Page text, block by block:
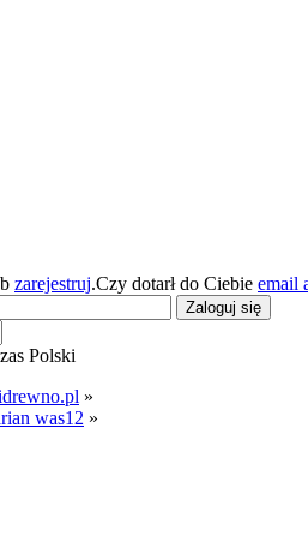
zarejestruj.Czy dotarł do Ciebie email
Polski
»
was12 »